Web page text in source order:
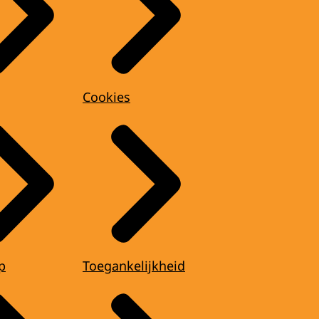
Cookies
Toegankelijkheid